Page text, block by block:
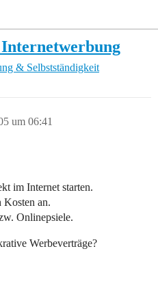
& Selbstständigkeit
um 06:41
im Internet starten.
Kosten an.
Onlinepsiele.
Werbeverträge?